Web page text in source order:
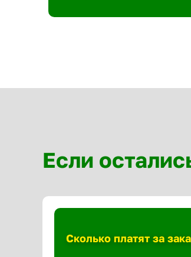
Если
Сколько платят за